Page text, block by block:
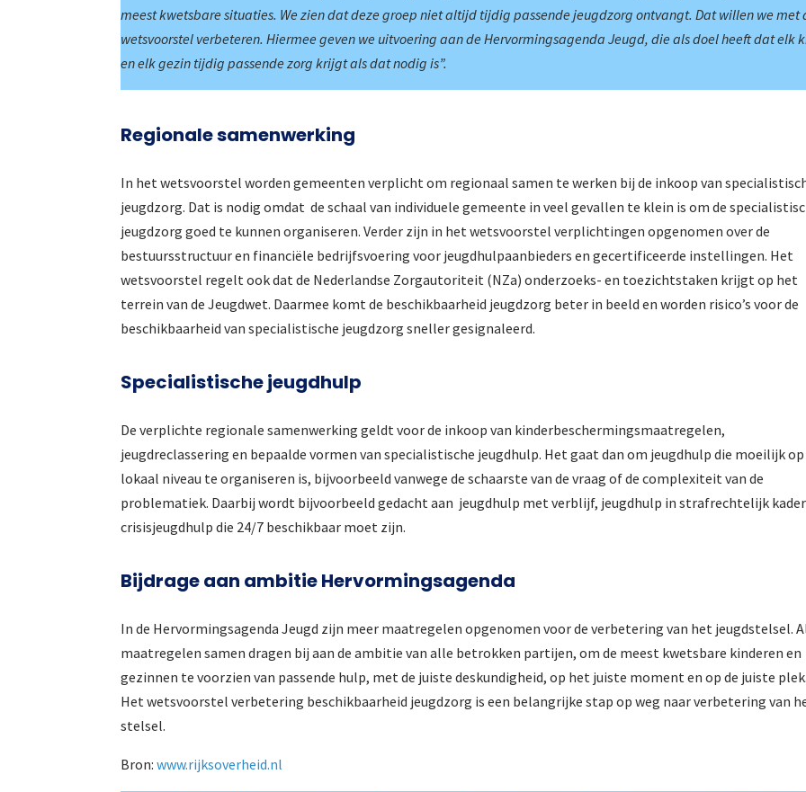
meest kwetsbare situaties. We zien dat deze groep niet altijd tijdig passende jeugdzorg ontvangt. Dat willen we met
wetsvoorstel verbeteren. Hiermee geven we uitvoering aan de Hervormingsagenda Jeugd, die als doel heeft dat elk
en elk gezin tijdig passende zorg krijgt als dat nodig is”.
Regionale samenwerking
In het wetsvoorstel worden gemeenten verplicht om regionaal samen te werken bij de inkoop van
jeugdzorg. Dat is nodig omdat de schaal van individuele gemeente in veel gevallen te klein is om de
jeugdzorg goed te kunnen organiseren. Verder zijn in het wetsvoorstel verplichtingen opgenomen over de
bestuursstructuur en financiële bedrijfsvoering voor jeugdhulpaanbieders en gecertificeerde instellingen. Het
wetsvoorstel regelt ook dat de Nederlandse Zorgautoriteit (NZa) onderzoeks- en toezichtstaken krijgt op het
terrein van de Jeugdwet. Daarmee komt de beschikbaarheid jeugdzorg beter in beeld en worden risico’s voor de
beschikbaarheid van specialistische jeugdzorg sneller gesignaleerd.
Specialistische jeugdhulp
De verplichte regionale samenwerking geldt voor de inkoop van kinderbeschermingsmaatregelen,
jeugdreclassering en bepaalde vormen van specialistische jeugdhulp. Het gaat dan om jeugdhulp die moeilijk op
lokaal niveau te organiseren is, bijvoorbeeld vanwege de schaarste van de vraag of de complexiteit van de
problematiek. Daarbij wordt bijvoorbeeld gedacht aan jeugdhulp met verblijf, jeugdhulp in strafrechtelijk
crisisjeugdhulp die 24/7 beschikbaar moet zijn.
Bijdrage aan ambitie Hervormingsagenda
In de Hervormingsagenda Jeugd zijn meer maatregelen opgenomen voor de verbetering van het jeugdstelsel.
maatregelen samen dragen bij aan de ambitie van alle betrokken partijen, om de meest kwetsbare kinderen en
gezinnen te voorzien van passende hulp, met de juiste deskundigheid, op het juiste moment en op de juiste
Het wetsvoorstel verbetering beschikbaarheid jeugdzorg is een belangrijke stap op weg naar verbetering van
stelsel.
Bron:www.rijksoverheid.nl